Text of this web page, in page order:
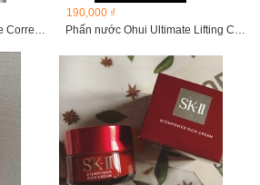
Kem lót Cle de Peau Beaute Correcting Cream Veil SPF 25 37ml
190,000 ₫
Phấn nước Ohui Ultimate Lifting Cushion SPF50+/PA+++ 6g